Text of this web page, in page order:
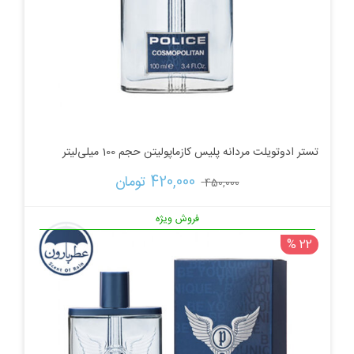
تستر ادوتویلت مردانه پلیس کازماپولیتن حجم 100 میلی‌لیتر
450,000 قیمت
اصلی:
420,000 تومان
420,000 تومان.
فروش ویژه
22 %